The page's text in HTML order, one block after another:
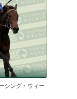
シング・ウィー